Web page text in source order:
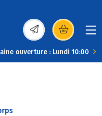
(s’ouvre dans une
ouverture : Lundi 10:00